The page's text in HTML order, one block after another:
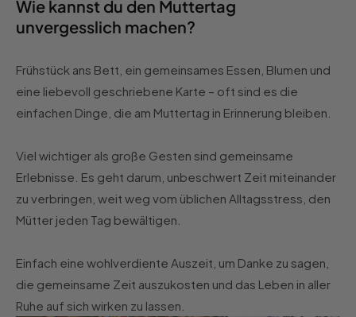
Wie kannst du den Muttertag
unvergesslich machen?
Frühstück ans Bett, ein gemeinsames Essen, Blumen und
eine liebevoll geschriebene Karte – oft sind es die
einfachen Dinge, die am Muttertag in Erinnerung bleiben.
Viel wichtiger als große Gesten sind gemeinsame
Erlebnisse. Es geht darum, unbeschwert Zeit miteinander
zu verbringen, weit weg vom üblichen Alltagsstress, den
Mütter jeden Tag bewältigen.
Einfach eine wohlverdiente Auszeit, um Danke zu sagen,
die gemeinsame Zeit auszukosten und das Leben in aller
Ruhe auf sich wirken zu lassen.